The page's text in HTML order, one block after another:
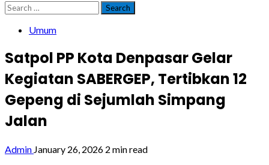
Search
for:
Umum
Satpol PP Kota Denpasar Gelar
Kegiatan SABERGEP, Tertibkan 12
Gepeng di Sejumlah Simpang
Jalan
Admin January 26, 2026 2 min read